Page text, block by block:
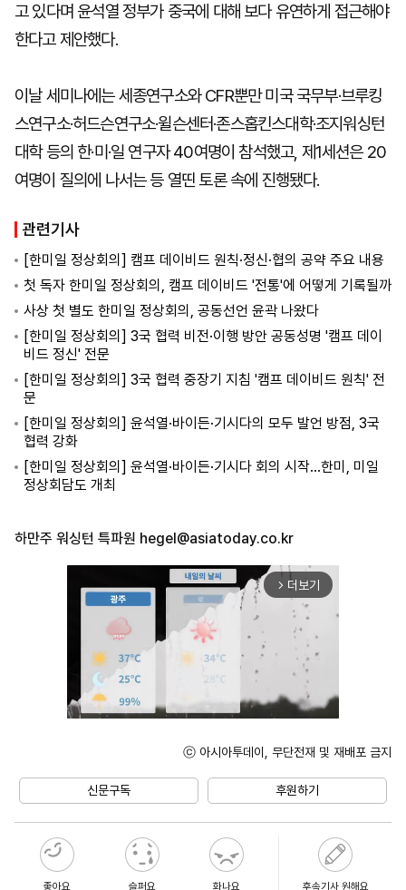
고 있다며 윤석열 정부가 중국에 대해 보다 유연하게 접근해야
한다고 제안했다.
이날 세미나에는 세종연구소와 CFR뿐만 미국 국무부·브루킹
스연구소·허드슨연구소·윌슨센터·존스홉킨스대학·조지워싱턴
대학 등의 한·미·일 연구자 40여명이 참석했고, 제1세션은 20
여명이 질의에 나서는 등 열띤 토론 속에 진행됐다.
관련기사
[한미일 정상회의] 캠프 데이비드 원칙·정신·협의 공약 주요 내용
첫 독자 한미일 정상회의, 캠프 데이비드 '전통'에 어떻게 기록될까
사상 첫 별도 한미일 정상회의, 공동선언 윤곽 나왔다
[한미일 정상회의] 3국 협력 비전·이행 방안 공동성명 '캠프 데이
비드 정신' 전문
[한미일 정상회의] 3국 협력 중장기 지침 '캠프 데이비드 원칙' 전
문
[한미일 정상회의] 윤석열·바이든·기시다의 모두 발언 방점, 3국
협력 강화
[한미일 정상회의] 윤석열·바이든·기시다 회의 시작...한미, 미일
정상회담도 개최
하만주 워싱턴 특파원 hegel@asiatoday.co.kr
arrow_forward_ios 더보기
ⓒ 아시아투데이, 무단전재 및 재배포 금지
신문구독 후원하기
좋아요 슬퍼요 화나요 후속기사 원해요